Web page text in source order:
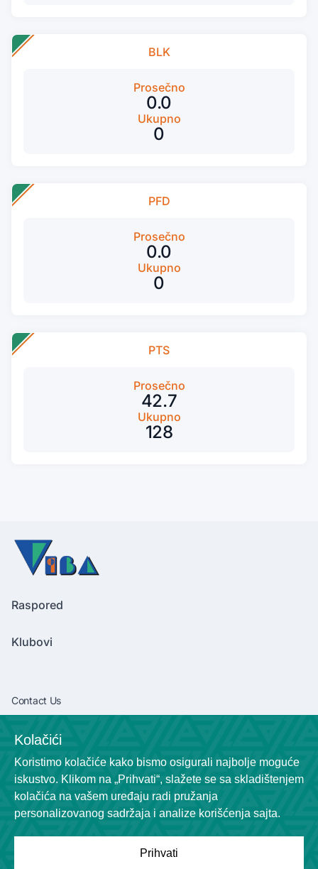
BLK
Prosečno
0.0
Ukupno
0
PFD
Prosečno
0.0
Ukupno
0
PTS
Prosečno
42.7
Ukupno
128
Raspored
Klubovi
Contact Us
+381638292540
Socials
Kolačići
Koristimo kolačiće kako bismo osigurali najbolje moguće
iskustvo. Klikom na „Prihvati“, slažete se sa skladištenjem
kolačića na vašem uređaju radi pružanja
personalizovanog sadržaja i analize korišćenja sajta.
Prihvati